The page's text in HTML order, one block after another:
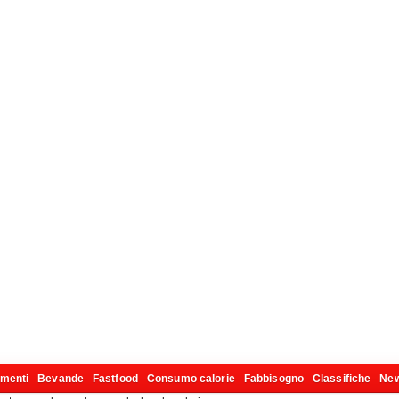
Bevande Fastfood Consumo calorie Fabbisogno Classifiche